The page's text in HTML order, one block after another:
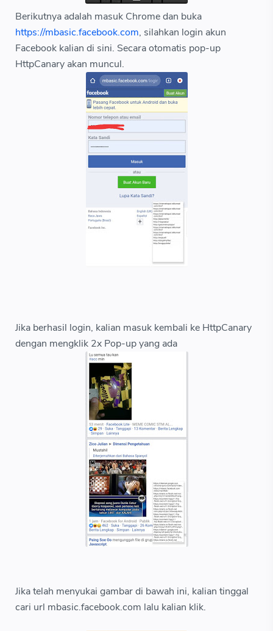
Berikutnya adalah masuk Chrome dan buka
https://mbasic.facebook.com, silahkan login akun
Facebook kalian di sini. Secara otomatis pop-up
HttpCanary akan muncul.
Jika berhasil login, kalian masuk kembali ke HttpCanary
dengan mengklik 2x Pop-up yang ada
Jika telah menyukai gambar di bawah ini, kalian tinggal
cari url mbasic.facebook.com lalu kalian klik.